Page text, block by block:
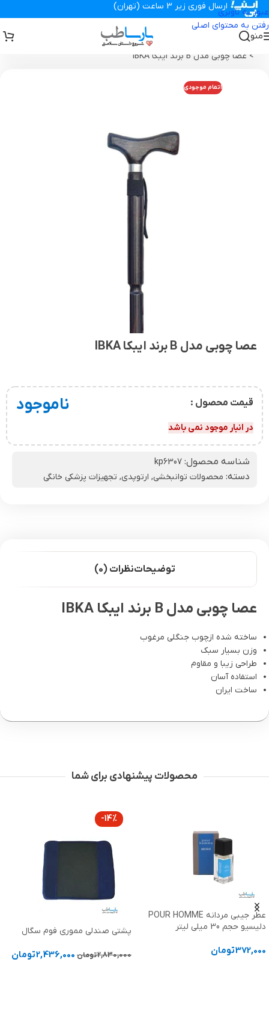
عبور به ناوبری
رفتن به محتوای اصلی
ارسال فوری زیر 3 ساعت (تهران)
منو
تجهیزات پزشکی پارساطب تجهیزات پزشکی خانگی
محصولات توانبخشی
> عصا چوبی مدل B برند ایبکا IBKA
اتمام موجودی
عصا چوبی مدل B برند ایبکا IBKA
قیمت محصول : ناموجود
در انبار موجود نمی باشد
شناسه محصول: kp6307
دسته: محصولات توانبخشی, ارتوپدی, تجهیزات پزشکی خانگی
توضیحاتنظرات (0)
عصا چوبی مدل B برند ایبکا IBKA
ساخته شده ازچوب جنگلی مرغوب
وزن بسیار سبک
طراحی زیبا و مقاوم
استفاده آسان
ساخت ایران
محصولات پیشنهادی برای شما
عطر جیبی مردانه POUR HOMME
دلیسیو حجم 30 میلی لیتر
372,000تومان
-14%
پشتی صندلی مموری فوم سگال
2,830,000تومان 2,436,000تومان